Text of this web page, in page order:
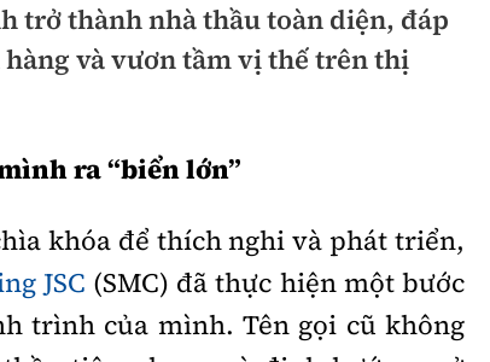
Nhà thầu
Mời thầu - Đấu thầu
Thể thao
Bóng đá
Công nghệ
Công nghệ mới
trở thành nhà thầu toàn diện, đáp
và vươn tầm vị thế trên thị
ra “biển lớn”
khóa để thích nghi và phát triển,
JSC (SMC) đã thực hiện một bước
trình của mình. Tên gọi cũ không